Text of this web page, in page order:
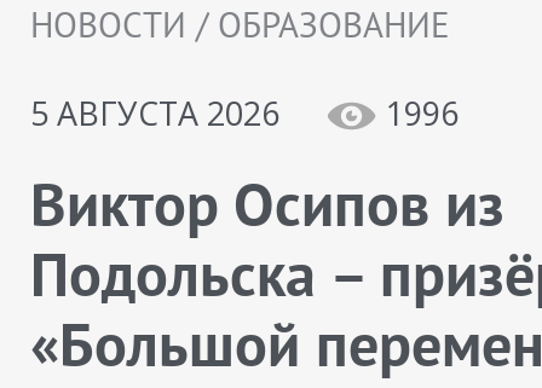
НОВОСТИ / ОБРАЗОВАНИЕ
5 АВГУСТА 2026
1996
Виктор Осипов из
Подольска –
«Большой